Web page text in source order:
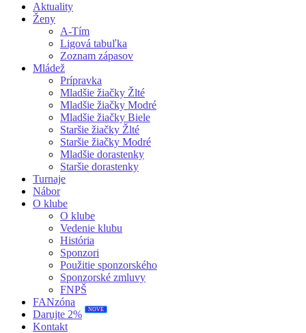
Aktuality
Ženy
A-Tím
Ligová tabuľka
Zoznam zápasov
Mládež
Prípravka
Mladšie žiačky Žlté
Mladšie žiačky Modré
Mladšie žiačky Biele
Staršie žiačky Žlté
Staršie žiačky Modré
Mladšie dorastenky
Staršie dorastenky
Turnaje
Nábor
O klube
O klube
Vedenie klubu
História
Sponzori
Použitie sponzorského
Sponzorské zmluvy
FNPŠ
FANzóna
Darujte 2%
NOVÉ
Kontakt